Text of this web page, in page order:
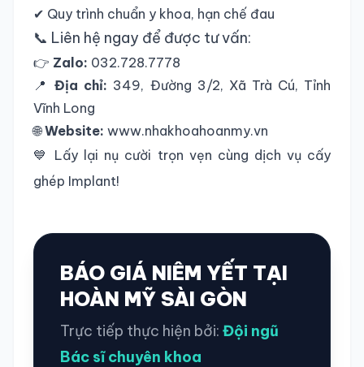
✔ Quy trình chuẩn y khoa, hạn chế đau
📞 Liên hệ ngay để được tư vấn:
👉 Zalo: 032.728.7778
📍Địa chỉ: 349, Đường 3/2, Xã Trà Cú, Tỉnh
Vĩnh Long
🌐Website: www.nhakhoahoanmy.vn
💙 Lấy lại nụ cười trọn vẹn cùng dịch vụ cấy
ghép Implant!
BÁO GIÁ NIÊM YẾT TẠI
HOÀN MỸ SÀI GÒN
Trực tiếp thực hiện bởi: Đội ngũ
Bác sĩ chuyên khoa